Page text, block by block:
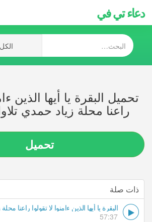
دعاء تي في
تحميل البقرة يا أيها الذين
راعنا محلة زياد حمدي
تحميل
ذات صلة
57:37